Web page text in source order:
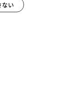
ない